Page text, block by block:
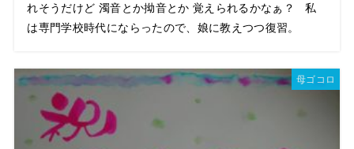
れそうだけど 濁音とか拗音とか 覚えられるかなぁ？ 私
は専門学校時代にならったので、娘に教えつつ復習。
母ゴコロ